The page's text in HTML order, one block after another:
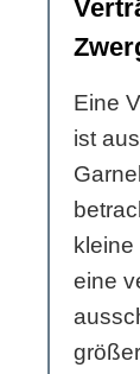
Eine
ist
eine